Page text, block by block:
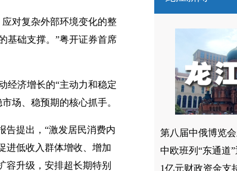
对复杂外部环境变化的整
基础支撑。”粤开证券首席
经济增长的“主动力和稳定
场、稳预期的核心抓手。
告提出，“激发居民消费内
进低收入群体增收、增加
容升级，安排超长期特别